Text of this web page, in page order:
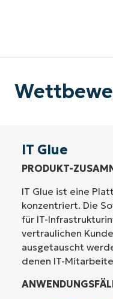
IT Glue
PRODUKT-
IT Glue ist eine
konzentriert. Die
für IT-
vertraulichen
ausgetauscht
denen IT-